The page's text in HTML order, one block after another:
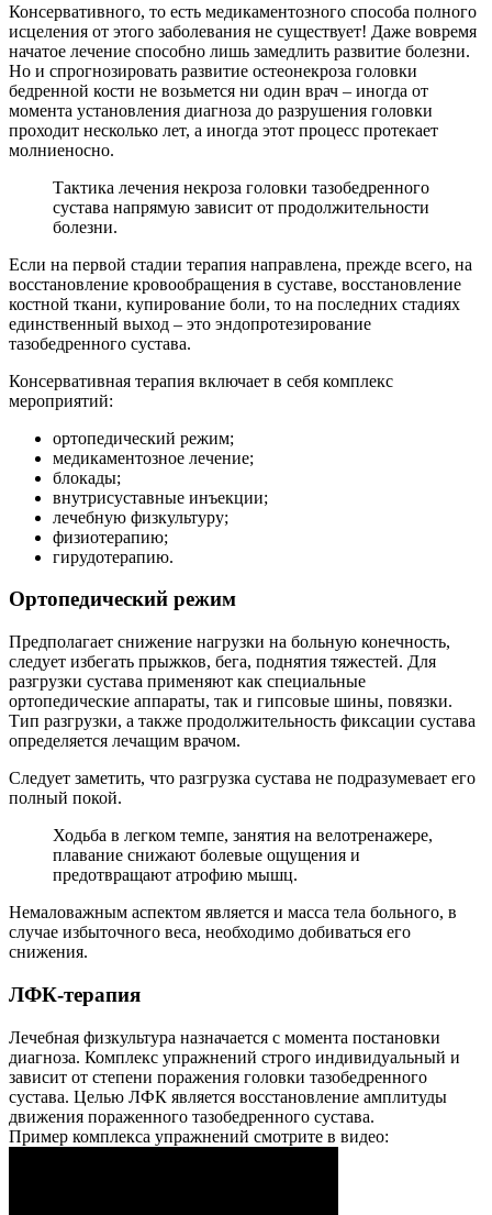
Консервативного, то есть медикаментозного способа полного
исцеления от этого заболевания не существует! Даже вовремя
начатое лечение способно лишь замедлить развитие болезни.
Но и спрогнозировать развитие остеонекроза головки
бедренной кости не возьмется ни один врач – иногда от
момента установления диагноза до разрушения головки
проходит несколько лет, а иногда этот процесс протекает
молниеносно.
Тактика лечения некроза головки тазобедренного
сустава напрямую зависит от продолжительности
болезни.
Если на первой стадии терапия направлена, прежде всего, на
восстановление кровообращения в суставе, восстановление
костной ткани, купирование боли, то на последних стадиях
единственный выход – это эндопротезирование
тазобедренного сустава.
Консервативная терапия включает в себя комплекс
мероприятий:
ортопедический режим;
медикаментозное лечение;
блокады;
внутрисуставные инъекции;
лечебную физкультуру;
физиотерапию;
гирудотерапию.
Ортопедический режим
Предполагает снижение нагрузки на больную конечность,
следует избегать прыжков, бега, поднятия тяжестей. Для
разгрузки сустава применяют как специальные
ортопедические аппараты, так и гипсовые шины, повязки.
Тип разгрузки, а также продолжительность фиксации сустава
определяется лечащим врачом.
Следует заметить, что разгрузка сустава не подразумевает его
полный покой.
Ходьба в легком темпе, занятия на велотренажере,
плавание снижают болевые ощущения и
предотвращают атрофию мышц.
Немаловажным аспектом является и масса тела больного, в
случае избыточного веса, необходимо добиваться его
снижения.
ЛФК-терапия
Лечебная физкультура назначается с момента постановки
диагноза. Комплекс упражнений строго индивидуальный и
зависит от степени поражения головки тазобедренного
сустава. Целью ЛФК является восстановление амплитуды
движения пораженного тазобедренного сустава.
Пример комплекса упражнений смотрите в видео: